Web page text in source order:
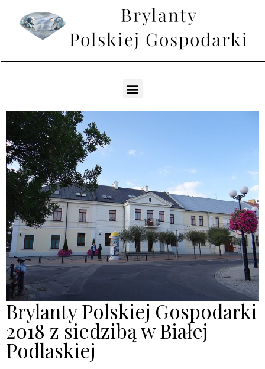
Brylanty Polskiej Gospodarki
2018 z siedzibą w Białej
Podlaskiej